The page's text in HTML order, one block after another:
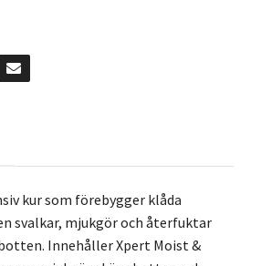
kur som förebygger klåda
svalkar, mjukgör och återfuktar
Innehåller Xpert Moist &